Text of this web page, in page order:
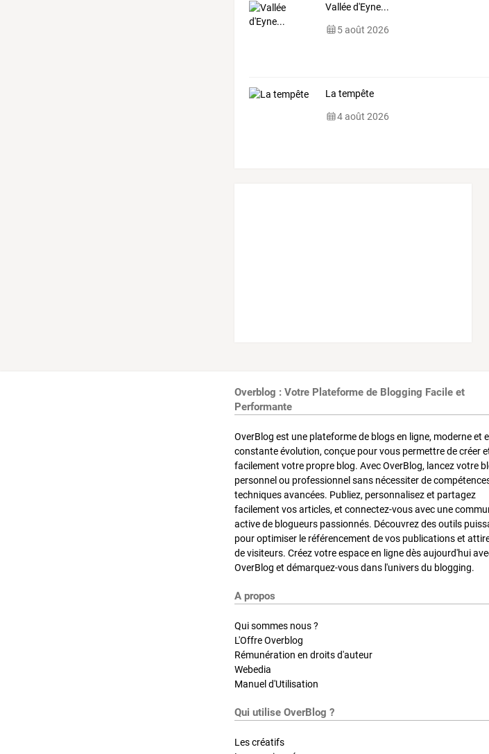
Vallée d'Eyne...
5 août 2026
La tempête
4 août 2026
Overblog : Votre Plateforme de Blogging Facile et
Performante
OverBlog est une plateforme de blogs en ligne, moderne et
constante évolution, conçue pour vous permettre de créer
facilement votre propre blog. Avec OverBlog, lancez votre
personnel ou professionnel sans nécessiter de
techniques avancées. Publiez, personnalisez et partagez
facilement vos articles, et connectez-vous avec une
active de blogueurs passionnés. Découvrez des outils
pour optimiser le référencement de vos publications et
de visiteurs. Créez votre espace en ligne dès aujourd'hui
OverBlog et démarquez-vous dans l'univers du blogging.
A propos
Qui sommes nous ?
L'Offre Overblog
Rémunération en droits d'auteur
Webedia
Manuel d'Utilisation
Qui utilise OverBlog ?
Les créatifs